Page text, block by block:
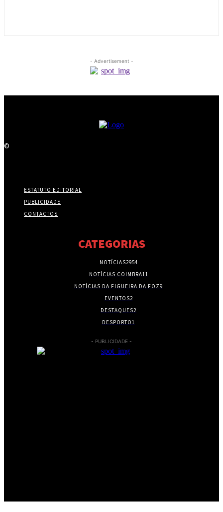
- Advertisement -
©
ESTATUTO EDITORIAL
PUBLICIDADE
CONTACTOS
CATEGORIAS
NOTÍCIAS2954
NOTÍCIAS COIMBRA11
NOTÍCIAS DA FIGUEIRA DA FOZ9
EVENTOS2
DESTAQUES2
DESPORTO1
- PUBLICIDADE -